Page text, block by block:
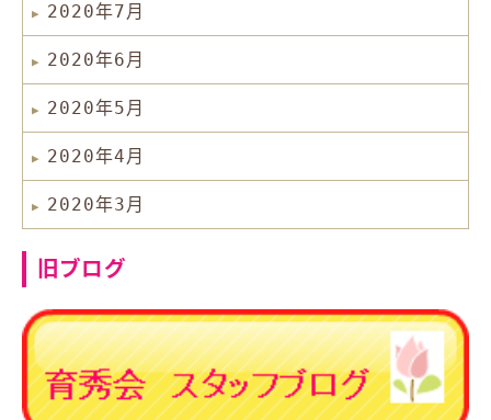
2020年7月
2020年6月
2020年5月
2020年4月
2020年3月
旧ブログ